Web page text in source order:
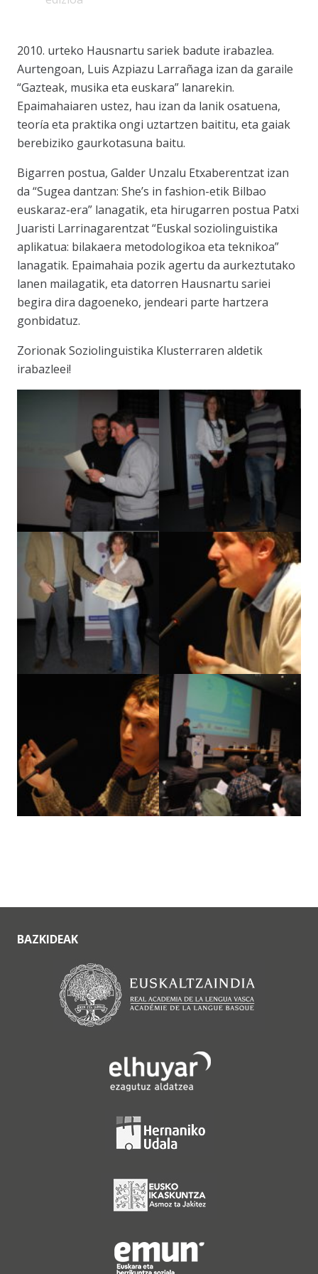
2010. urteko Hausnartu sariek badute irabazlea.
Aurtengoan, Luis Azpiazu Larrañaga izan da garaile
“Gazteak, musika eta euskara” lanarekin.
Epaimahaiaren ustez, hau izan da lanik osatuena,
teoría eta praktika ongi uztartzen baititu, eta gaiak
berebiziko gaurkotasuna baitu.
Bigarren postua, Galder Unzalu Etxaberentzat izan
da “Sugea dantzan: She’s in fashion-etik Bilbao
euskaraz-era” lanagatik, eta hirugarren postua Patxi
Juaristi Larrinagarentzat “Euskal soziolinguistika
aplikatua: bilakaera metodologikoa eta teknikoa”
lanagatik. Epaimahaia pozik agertu da aurkeztutako
lanen mailagatik, eta datorren Hausnartu sariei
begira dira dagoeneko, jendeari parte hartzera
gonbidatuz.
Zorionak Soziolinguistika Klusterraren aldetik
irabazleei!
BAZKIDEAK